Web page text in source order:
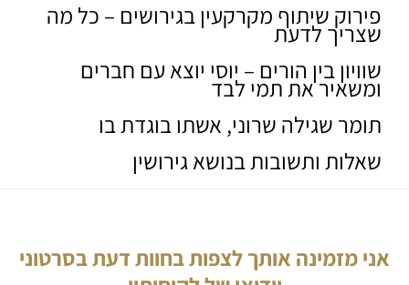
פירוק שיתוף מקרקעין בגירושים – כל מה
שצריך לדעת
שוויון בין הורים – יוסי יוצא עם חברים
ומשאיר את תמי לבד
תומר שגילה שרוני, אשתו בוגדת בו
שאלות ותשובות בנושא גירושין
אני מזמינה אותך לצפות בחוות דעת בסרטוני